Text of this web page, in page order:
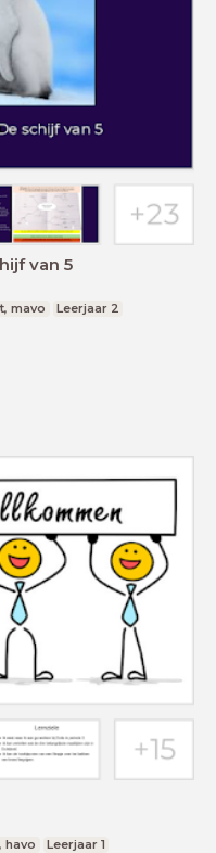
van 5
mavo Leerjaar 2
havo Leerjaar 1